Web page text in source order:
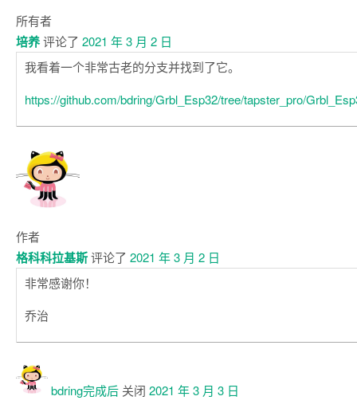
所有者
培养评论了 2021 年 3 月 2 日
我看着一个非常古老的分支并找到了它。
https://github.com/bdring/Grbl_Esp32/tree/tapster_pro/
作者
格科科拉基斯评论了 2021 年 3 月 2 日
非常感谢你！
乔治
bdring完成后 关闭 2021 年 3 月 3 日